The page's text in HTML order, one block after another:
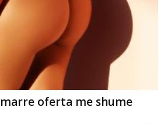
marre oferta me shume